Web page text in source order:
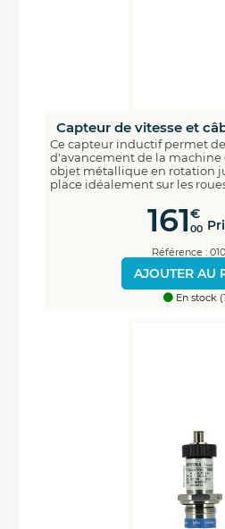
Capteur de vitesse et
Ce capteur inductif permet
d'avancement de la
objet métallique en rotation
place idéalement sur les
161€
00
Référence :
AJOUTER AU
En stock